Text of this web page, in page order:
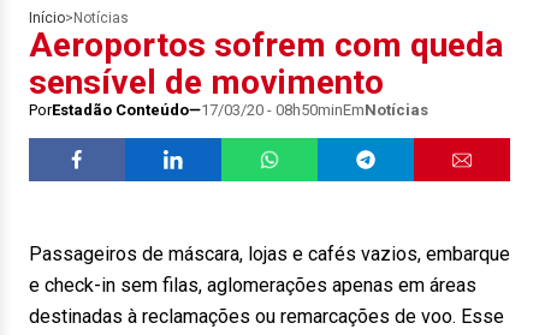
Início> Notícias
Aeroportos sofrem com queda
sensível de movimento
PorEstadão Conteúdo 17/03/20 - 08h50minEmNotícias
Passageiros de máscara, lojas e cafés vazios, embarque
e check-in sem filas, aglomerações apenas em áreas
destinadas à reclamações ou remarcações de voo. Esse